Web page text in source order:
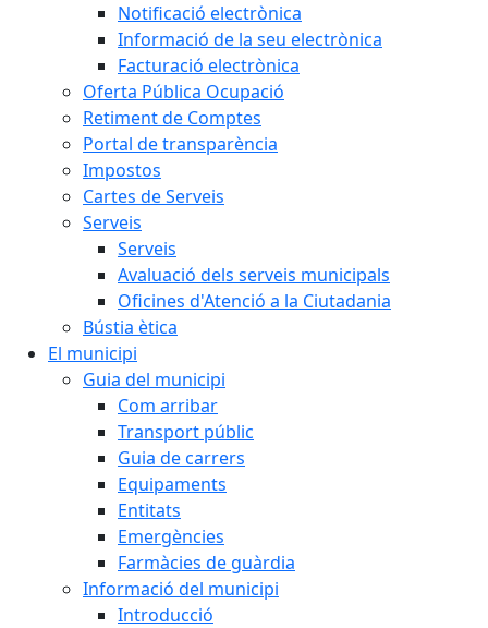
Notificació electrònica
Informació de la seu electrònica
Facturació electrònica
Oferta Pública Ocupació
Retiment de Comptes
Portal de transparència
Impostos
Cartes de Serveis
Serveis
Serveis
Avaluació dels serveis municipals
Oficines d'Atenció a la Ciutadania
Bústia ètica
El municipi
Guia del municipi
Com arribar
Transport públic
Guia de carrers
Equipaments
Entitats
Emergències
Farmàcies de guàrdia
Informació del municipi
Introducció